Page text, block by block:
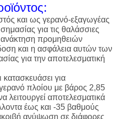
και ως γερανό-εξαγωγέας
για τις θαλάσσιες
ανάκτηση προμηθειών
και η ασφάλεια αυτών των
για την αποτελεσματική
κατασκευάσει για
πλοίου με βάρος 2,85
λειτουργεί αποτελεσματικά
έως και -35 βαθμούς
ανύψωση σε διάφορες